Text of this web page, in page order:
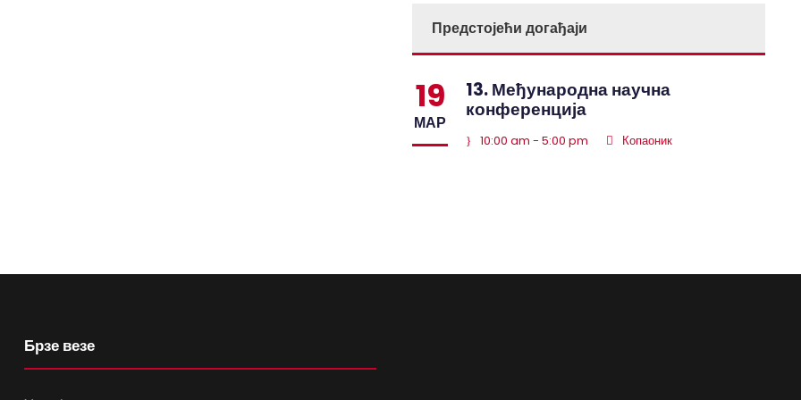
Предстојећи догађаји
19
МАР
13. Међународна научна
конференција
10:00 am - 5:00 pm Копаоник
Брзе везе